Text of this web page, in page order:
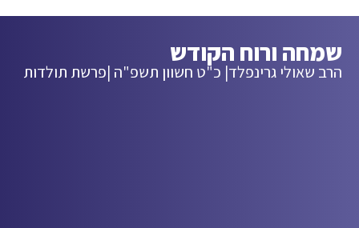
שמחה ורוח הקודש
הרב שאולי גרינפלד| כ"ט חשוון תשפ"ה |פרשת תולדות